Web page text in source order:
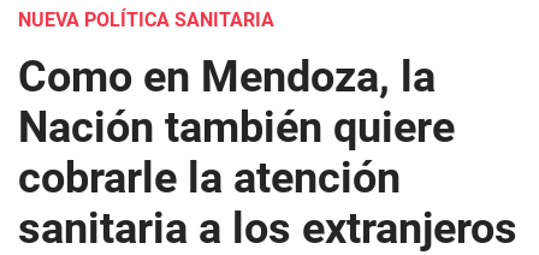
NUEVA POLÍTICA SANITARIA
Como en Mendoza, la
Nación también quiere
cobrarle la atención
sanitaria a los extranjeros